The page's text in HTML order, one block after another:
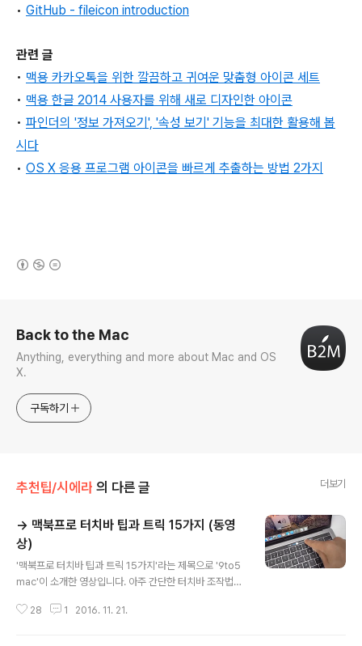
• GitHub - fileicon introduction
관련 글
• 맥용 카카오톡을 위한 깔끔하고 귀여운 맞춤형 아이콘 세트
• 맥용 한글 2014 사용자를 위해 새로 디자인한 아이콘
• 파인더의 '정보 가져오기', '속성 보기' 기능을 최대한 활용해 봅
시다
• OS X 응용 프로그램 아이콘을 빠르게 추출하는 방법 2가지
Back to the Mac
Anything, everything and more about Mac and OS
X.
구독하기
추천팁/시에라 의 다른 글 더보기
→ 맥북프로 터치바 팁과 트릭 15가지 (동영
상)
'맥북프로 터치바 팁과 트릭 15가지'라는 제목으로 '9to5
mac'이 소개한 영상입니다. 아주 간단한 터치바 조작법부
매자들이 보면 아주 좋을 것 같습니다. 몇 가지는 백투더맥
28 1 2016. 11. 21.